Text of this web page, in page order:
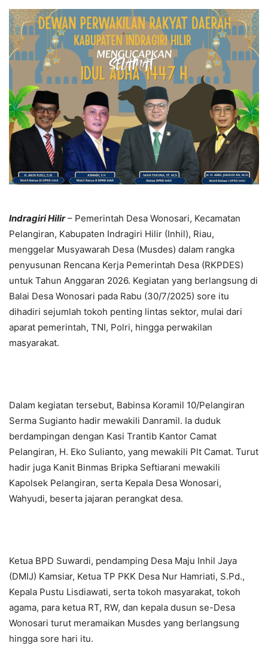
Indragiri Hilir– Pemerintah Desa Wonosari, Kecamatan
Pelangiran, Kabupaten Indragiri Hilir (Inhil), Riau,
menggelar Musyawarah Desa (Musdes) dalam rangka
penyusunan Rencana Kerja Pemerintah Desa (RKPDES)
untuk Tahun Anggaran 2026. Kegiatan yang berlangsung di
Balai Desa Wonosari pada Rabu (30/7/2025) sore itu
dihadiri sejumlah tokoh penting lintas sektor, mulai dari
aparat pemerintah, TNI, Polri, hingga perwakilan
masyarakat.
Dalam kegiatan tersebut, Babinsa Koramil 10/Pelangiran
Serma Sugianto hadir mewakili Danramil. Ia duduk
berdampingan dengan Kasi Trantib Kantor Camat
Pelangiran, H. Eko Sulianto, yang mewakili Plt Camat. Turut
hadir juga Kanit Binmas Bripka Seftiarani mewakili
Kapolsek Pelangiran, serta Kepala Desa Wonosari,
Wahyudi, beserta jajaran perangkat desa.
Ketua BPD Suwardi, pendamping Desa Maju Inhil Jaya
(DMIJ) Kamsiar, Ketua TP PKK Desa Nur Hamriati, S.Pd.,
Kepala Pustu Lisdiawati, serta tokoh masyarakat, tokoh
agama, para ketua RT, RW, dan kepala dusun se-Desa
Wonosari turut meramaikan Musdes yang berlangsung
hingga sore hari itu.